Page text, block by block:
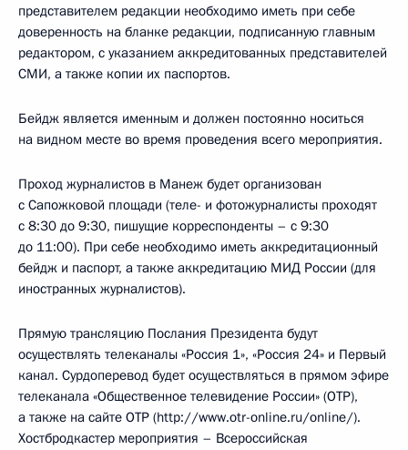
представителем редакции необходимо иметь при себе
доверенность на бланке редакции, подписанную главным
редактором, с указанием аккредитованных представителей
СМИ, а также копии их паспортов.
Бейдж является именным и должен постоянно носиться
на видном месте во время проведения всего мероприятия.
Проход журналистов в Манеж будет организован
с Сапожковой площади (теле- и фотожурналисты проходят
с 8:30 до 9:30, пишущие корреспонденты – с 9:30
до 11:00). При себе необходимо иметь аккредитационный
бейдж и паспорт, а также аккредитацию МИД России (для
иностранных журналистов).
Прямую трансляцию Послания Президента будут
осуществлять телеканалы «Россия 1», «Россия 24» и Первый
канал. Сурдоперевод будет осуществляться в прямом эфире
телеканала «Общественное телевидение России» (ОТР),
а также на сайте ОТР (http://www.otr-online.ru/online/).
Хостбродкастер мероприятия – Всероссийская